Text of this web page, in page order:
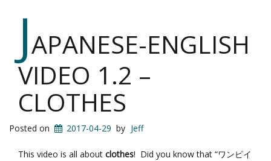
JAPANESE-ENGLISH
VIDEO 1.2 –
CLOTHES
Posted on 2017-04-29 by Jeff
This video is all about clothes! Did you know that “ワンピイ